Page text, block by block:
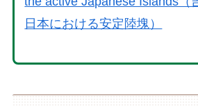
日本における安定陸塊）